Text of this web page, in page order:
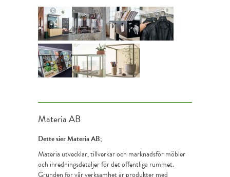
Materia AB
Dette sier Materia AB;
Materia utvecklar, tillverkar och marknadsför möbler
och inredningsdetaljer för det offentliga rummet.
Grunden för vår verksamhet är produkter med